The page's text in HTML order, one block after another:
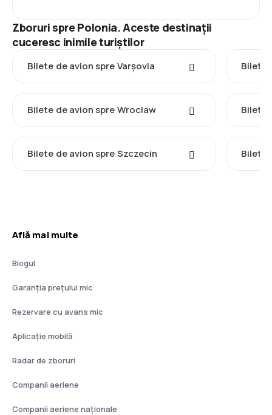
Zboruri spre Polonia. Aceste destinații
cuceresc inimile turiștilor
Bilete de avion spre Varşovia Bilete
Bilete de avion spre Wroclaw Bilete
Bilete de avion spre Szczecin Bilete
Află mai multe
Blogul
Garanția prețului mic
Rezervare cu avans mic
Aplicație mobilă
Radar de zboruri
Companii aeriene
Companii aeriene naţionale